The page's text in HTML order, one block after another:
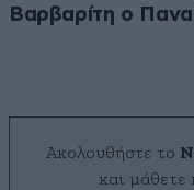
Βαρβαρίτη ο
Ακολουθήστε το
και μάθετε